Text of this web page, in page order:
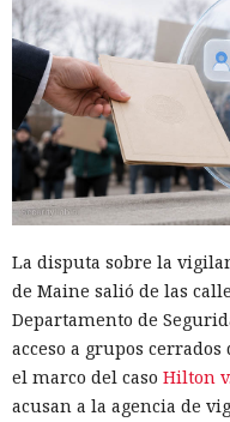
La disputa sobre la
de Maine salió de las
Departamento de
acceso a grupos
el marco del caso Hilton
acusan a la agencia de